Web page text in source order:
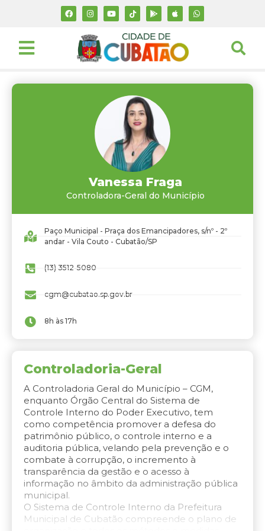
Vanessa Fraga
Controladora-Geral do Município
Paço Municipal - Praça dos Emancipadores, s/nº - 2º
andar - Vila Couto - Cubatão/SP
(13) 3512-5080
cgm@cubatao.sp.gov.br
8h às 17h
Controladoria-Geral
A Controladoria Geral do Município – CGM,
enquanto Órgão Central do Sistema de
Controle Interno do Poder Executivo, tem
como competência promover a defesa do
patrimônio público, o controle interno e a
auditoria pública, velando pela prevenção e o
combate à corrupção, o incremento à
transparência da gestão e o acesso à
informação no âmbito da administração pública
municipal.
O Sistema de Controle Interno da Prefeitura
Municipal de Cubatão compreende o plano de